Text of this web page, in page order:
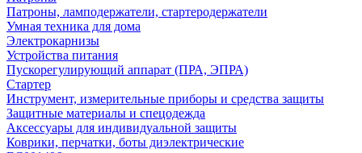
Патроны, ламподержатели, стартеродержатели
Умная техника для дома
Электрокарнизы
Устройства питания
Пускорегулирующий аппарат (ПРА, ЭПРА)
Стартер
Инструмент, измерительные приборы и средства защиты
Защитные материалы и спецодежда
Аксессуары для индивидуальной защиты
Коврики, перчатки, боты диэлектрические